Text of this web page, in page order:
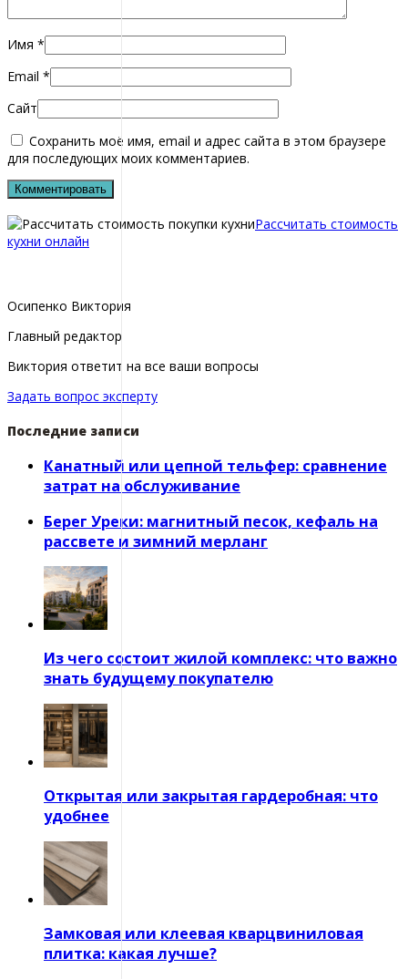
Имя *
Email *
Сайт
Сохранить моё имя, email и адрес сайта в этом браузере
для последующих моих комментариев.
Рассчитать стоимость
кухни онлайн
Осипенко Виктория
Главный редактор
Виктория ответит на все ваши вопросы
Задать вопрос эксперту
Последние записи
Канатный или цепной тельфер: сравнение
затрат на обслуживание
Берег Уреки: магнитный песок, кефаль на
рассвете и зимний мерланг
Из чего состоит жилой комплекс: что важно
знать будущему покупателю
Открытая или закрытая гардеробная: что
удобнее
Замковая или клеевая кварцвиниловая
плитка: какая лучше?